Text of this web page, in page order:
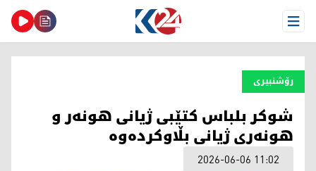
Open Menu
رۆشنبیری
شوکر بلباس کتێبی ژیانی هونەر و
هونەری ژیانی بڵاوکردەوە
2026-06-06 11:02